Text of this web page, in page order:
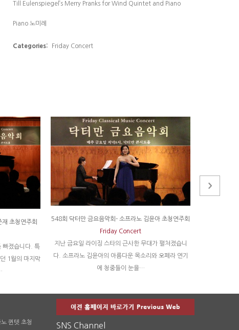
Till Eulenspiegel’s Merry Pranks for Wind Quintet and Piano
Piano 노미례
Categories: Friday Concert
초청연주회
빠졌습니다. 특
1월의 마지막
548회 닥터만 금요음악회- 소프라노 김윤아 초청연주회
Friday Concert
지난 금요일 라이징 스타의 근사한 무대가 펼쳐졌습니
다. 소프라노 김윤아의 아름다운 목소리와 오페라 연기
에 청중들이 눈을…
퀸텟 초청
SNS Channel